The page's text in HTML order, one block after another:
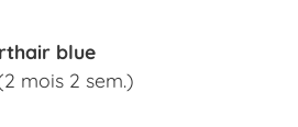
blue
mois 2 sem.)